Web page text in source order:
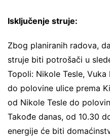
Isključenje struje:
Zbog planiranih radova,
struje biti potrošači u
Topoli: Nikole Tesle,
do polovine ulice prema
od Nikole Tesle do
Takođe danas, od 10.30
energije će biti